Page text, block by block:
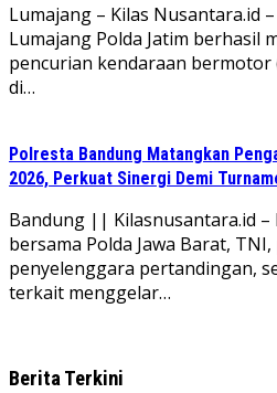
Lumajang – Kilas Nusantara.id
Lumajang Polda Jatim berhasil
pencurian kendaraan
di…
Polresta Bandung Matangkan
2026, Perkuat Sinergi Demi
Bandung || Kilasnusantara.id –
bersama Polda Jawa Barat,
penyelenggara pertandingan,
terkait menggelar…
Berita Terkini